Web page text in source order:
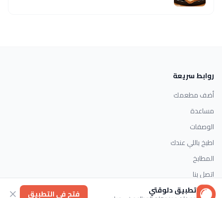
روابط سريعة
أضف مطعمك
مساعدة
الوصفات
اطبخ باللي عندك
المطابخ
اتصل بنا
تطبيق دلوقتي فتح في التطبيق